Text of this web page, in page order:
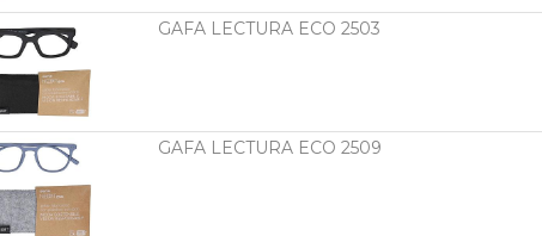
GAFA LECTURA ECO 2503
GAFA LECTURA ECO 2509